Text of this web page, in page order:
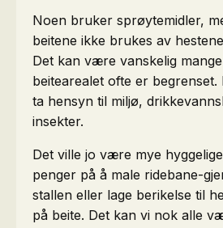
Noen bruker sprøytemidler,
beitene ikke brukes av
Det kan være vanskelig
beitearealet ofte er begrenset.
ta hensyn til miljø,
insekter.
Det ville jo være mye
penger på å male ridebane-
stallen eller lage berikelse til
på beite. Det kan vi nok alle